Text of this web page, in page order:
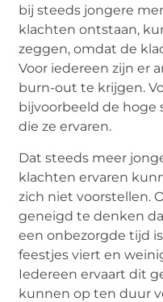
bij steeds jongere
klachten ontstaan,
zeggen, omdat de
Voor iedereen zijn er
burn-out te krijgen.
bijvoorbeeld de hoge
die ze ervaren.
Dat steeds meer
klachten ervaren
zich niet voorstellen.
geneigd te denken
een onbezorgde tijd
feestjes viert en
Iedereen ervaart dit
kunnen op ten duur